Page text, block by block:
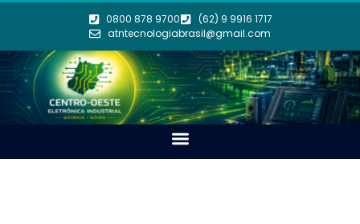
0800 878 9700
(62) 9 9916 1717
atntecnologiabrasil@gmail.com